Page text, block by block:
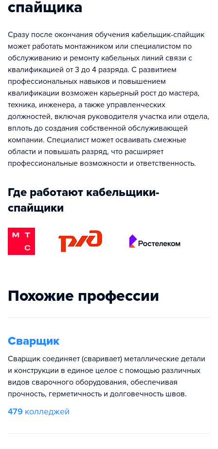
спайщика
Сразу после окончания обучения кабельщик-спайщик
может работать монтажником или специалистом по
обслуживанию и ремонту кабельных линий связи с
квалификацией от 3 до 4 разряда. С развитием
профессиональных навыков и повышением
квалификации возможен карьерный рост до мастера,
техника, инженера, а также управленческих
должностей, включая руководителя участка или отдела,
вплоть до создания собственной обслуживающей
компании. Специалист может осваивать смежные
области и повышать разряд, что расширяет
профессиональные возможности и ответственность.
Где работают кабельщики-
спайщики
Похожие профессии
Сварщик
Сварщик соединяет (сваривает) металлические детали
и конструкции в единое целое с помощью различных
видов сварочного оборудования, обеспечивая
прочность, герметичность и долговечность швов.
479 колледжей